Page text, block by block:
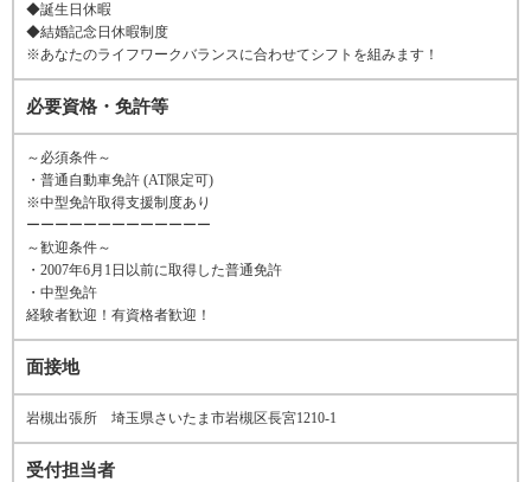
◆誕生日休暇
◆結婚記念日休暇制度
※あなたのライフワークバランスに合わせてシフトを組みます！
必要資格・免許等
～必須条件～
・普通自動車免許 (AT限定可)
※中型免許取得支援制度あり
ーーーーーーーーーーーーー
～歓迎条件～
・2007年6月1日以前に取得した普通免許
・中型免許
経験者歓迎！有資格者歓迎！
面接地
岩槻出張所 埼玉県さいたま市岩槻区長宮1210-1
受付担当者